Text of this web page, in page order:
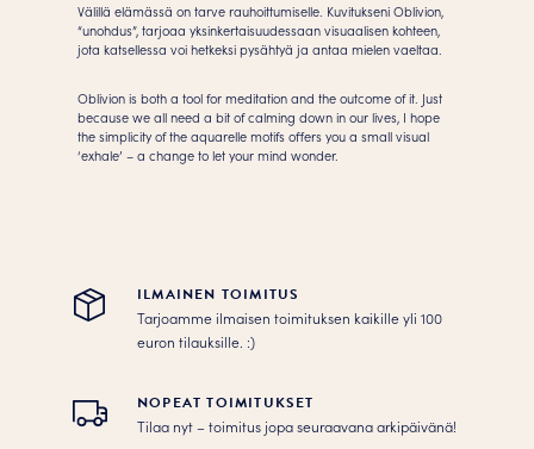
Välillä elämässä on tarve rauhoittumiselle. Kuvitukseni Oblivion,
“unohdus”, tarjoaa yksinkertaisuudessaan visuaalisen kohteen,
jota katsellessa voi hetkeksi pysähtyä ja antaa mielen vaeltaa.
Oblivion is both a tool for meditation and the outcome of it. Just
because we all need a bit of calming down in our lives, I hope
the simplicity of the aquarelle motifs offers you a small visual
‘exhale’ – a change to let your mind wonder.
ILMAINEN TOIMITUS
Tarjoamme ilmaisen toimituksen kaikille yli 100
euron tilauksille. :­­)
NOPEAT TOIMITUKSET
Tilaa nyt – toimitus jopa seuraavana arkipäivänä!